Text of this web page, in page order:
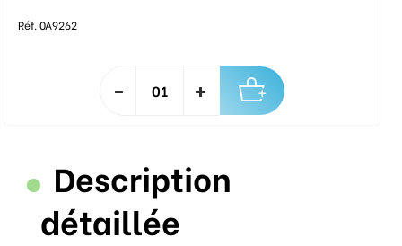
Réf. 0A9262
Description
détaillée